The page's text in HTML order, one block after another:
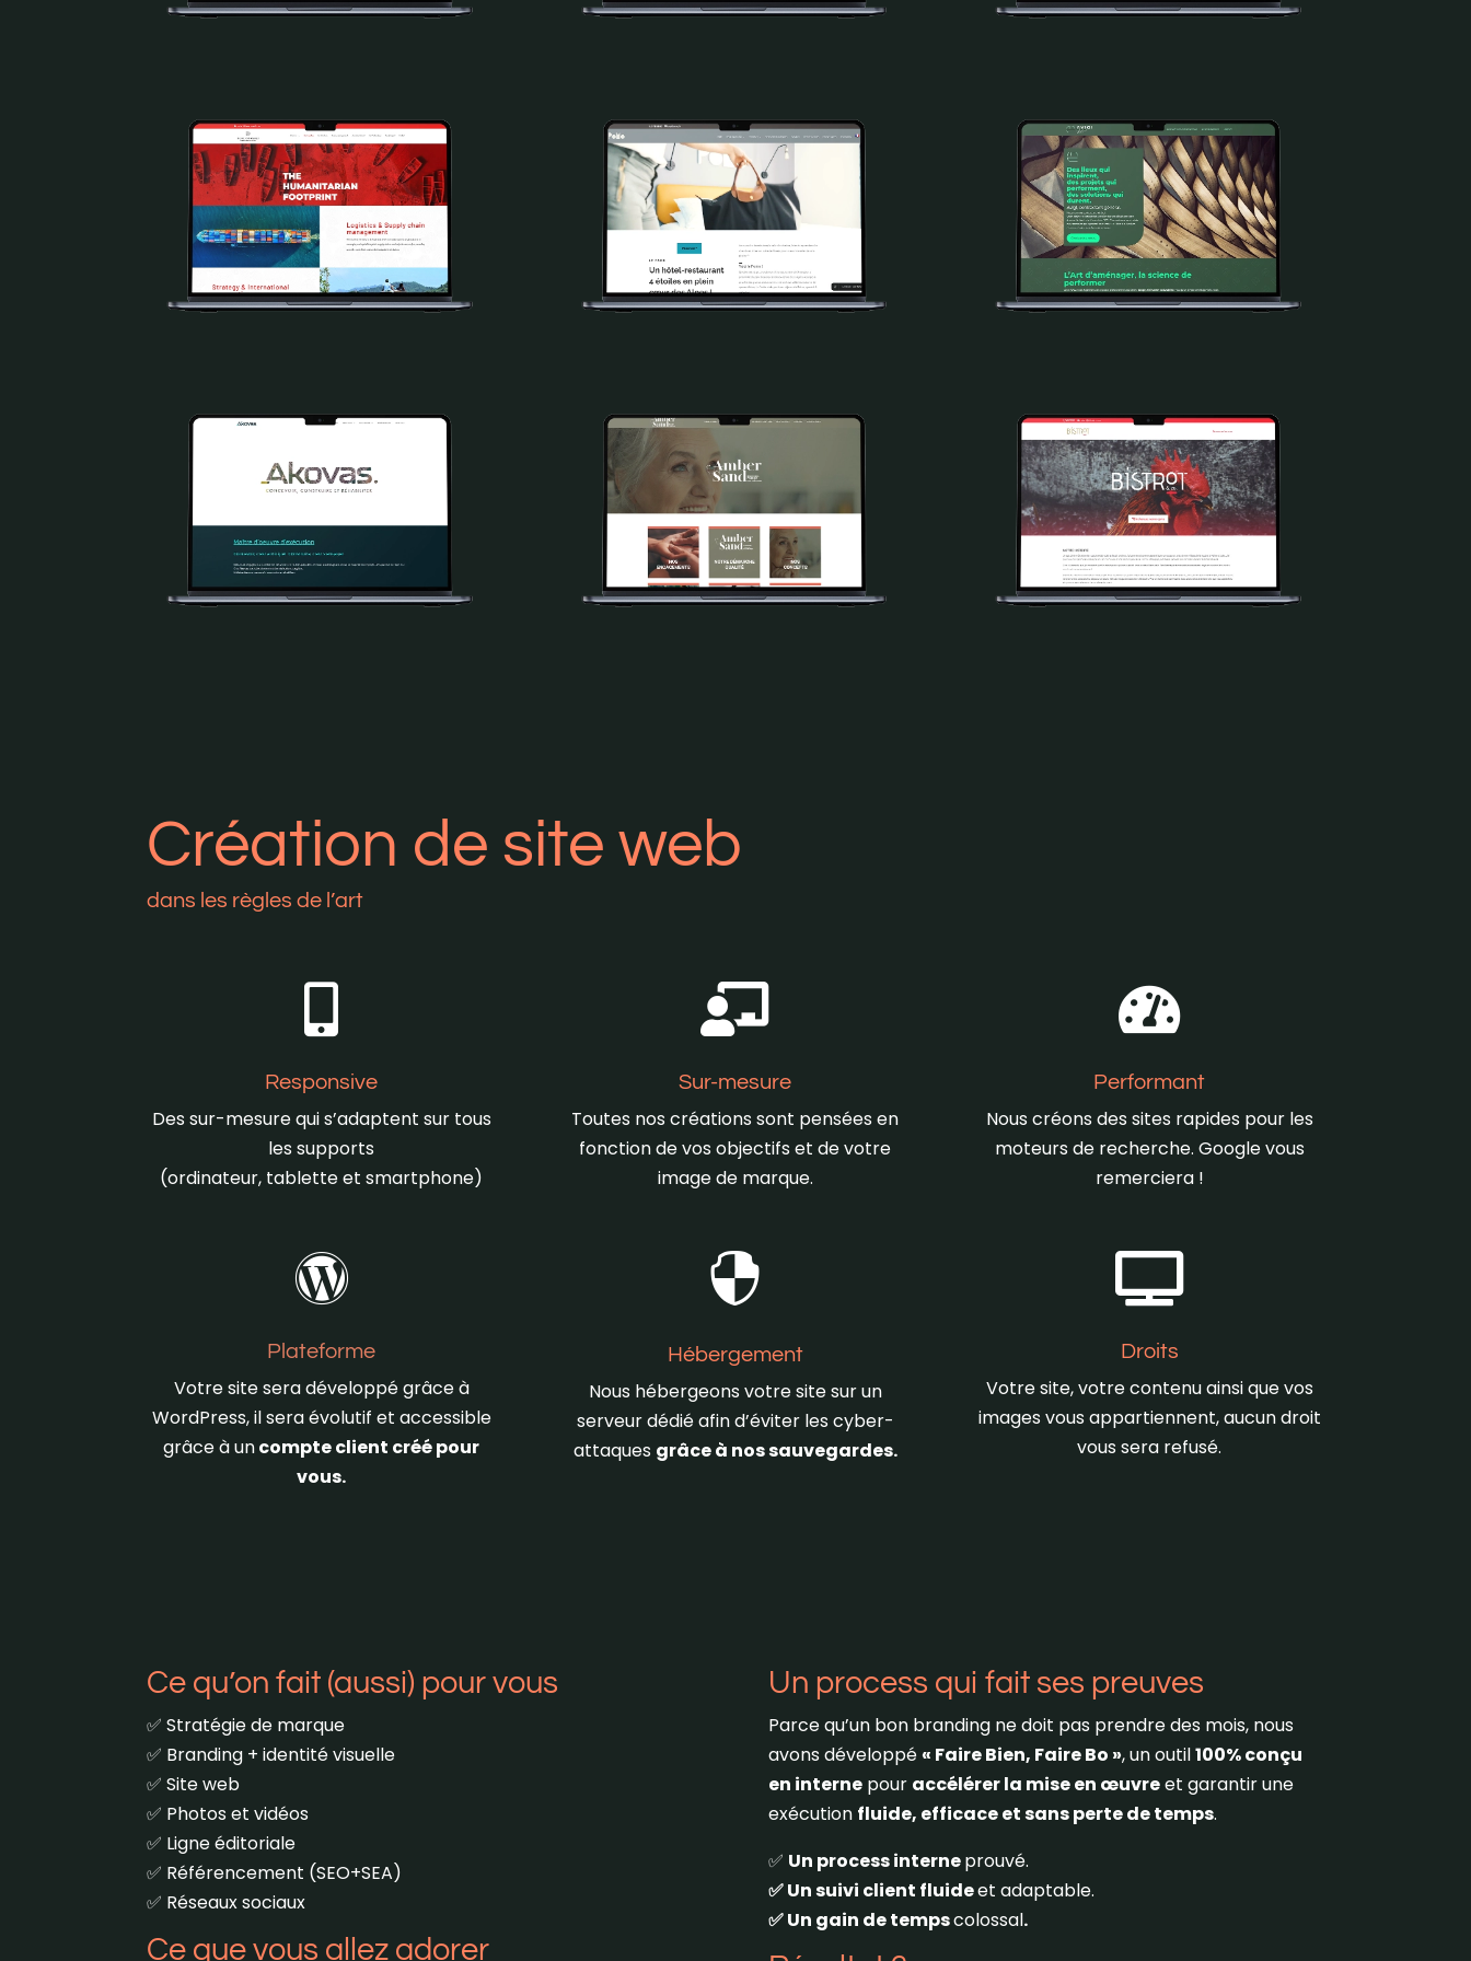
Création de site web
dans les règles de l’art

Responsive
Des sur-mesure qui s’adaptent sur tous
les supports
(ordinateur, tablette et smartphone)

Sur-mesure
Toutes nos créations sont pensées en
fonction de vos objectifs et de votre
image de marque.

Performant
Nous créons des sites rapides pour les
moteurs de recherche. Google vous
remerciera !

Plateforme
Votre site sera développé grâce à
WordPress, il sera évolutif et accessible
grâce à uncompte client créé pour
vous.

Hébergement
Nous hébergeons votre site sur un
serveur dédié afin d’éviter les cyber-
attaques grâce à nos sauvegardes.

Droits
Votre site, votre contenu ainsi que vos
images vous appartiennent, aucun droit
vous sera refusé.
Ce qu’on fait (aussi) pour vous
✅ Stratégie de marque
✅ Branding + identité visuelle
✅ Site web
✅ Photos et vidéos
✅ Ligne éditoriale
✅ Référencement (SEO+SEA)
✅ Réseaux sociaux
Ce que vous allez adorer
Un process qui fait ses preuves
Parce qu’un bon branding ne doit pas prendre des mois, nous
avons développé « Faire Bien, Faire Bo », un outil100% conçu
en internepour accélérer la mise en œuvreet garantir une
exécution fluide, efficace et sans perte de temps.
✅ Un process interneprouvé.
✅ Un suivi client fluideet adaptable.
✅ Un gain de tempscolossal.